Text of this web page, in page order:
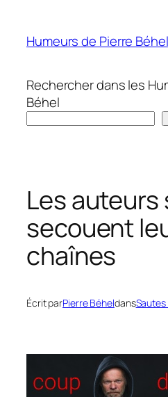
contenu
Humeurs de Pierre Béhel
Rechercher dans les
Béhel
Les auteurs
secouent
chaînes
Écrit parPierre BéheldansSautes